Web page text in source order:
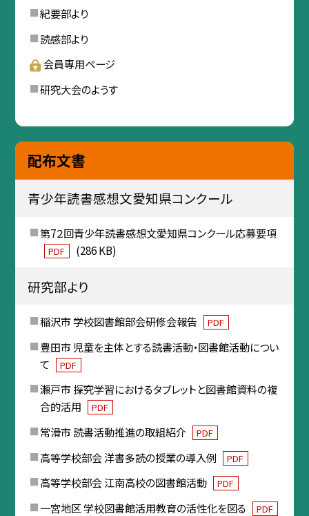
紀要部より
読感部より
会員専用ページ
研究大会のようす
配布文書
青少年読書感想文愛知県コンクール
第7２回青少年読書感想文愛知県コンクール応募要項
PDF (286 KB)
研究部より
稲沢市 学校図書館部会研修会報告 PDF
豊田市 児童を主体とする読書活動・図書館活動につい
て
PDF
瀬戸市 探究学習におけるタブレットと図書館資料の複
合的活用
PDF
常滑市 読書活動推進の取組紹介 PDF
高等学校部会 洋書多読の授業の導入例 PDF
高等学校部会 江南高校の図書館活動 PDF
一宮地区 学校図書館活用教育の活性化を図る PDF